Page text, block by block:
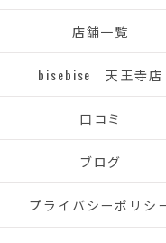
店舗一覧
bisebise 天王寺店
口コミ
ブログ
プライバシーポリシ